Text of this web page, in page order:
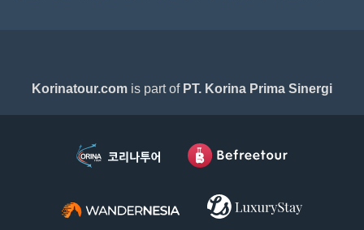
Korinatour.com is part of PT. Korina Prima Sinergi